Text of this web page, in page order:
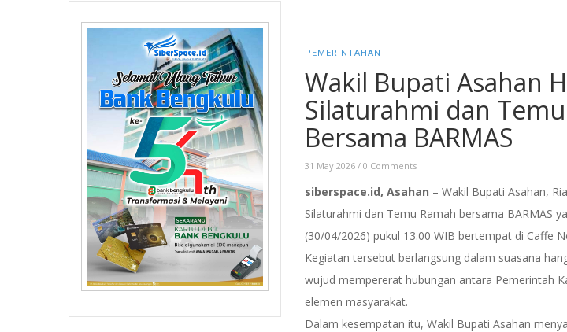
PEMERINTAHAN
Wakil Bupati Asahan
Silaturahmi dan
Bersama BARMAS
31 May 2026 / 0 Comments
siberspace.id, Asahan – Wakil Bupati Asahan,
Silaturahmi dan Temu Ramah bersama BARMAS
(30/04/2026) pukul 13.00 WIB bertempat di Caffe
Kegiatan tersebut berlangsung dalam suasana
wujud mempererat hubungan antara Pemerintah
elemen masyarakat.
Dalam kesempatan itu, Wakil Bupati Asahan